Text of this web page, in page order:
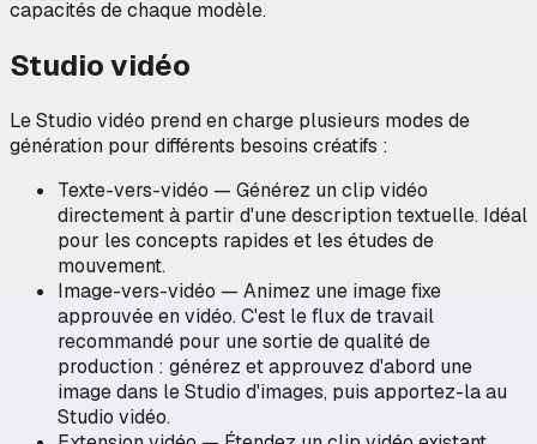
capacités de chaque modèle.
Studio vidéo
Le Studio vidéo prend en charge plusieurs modes de
génération pour différents besoins créatifs :
Texte-vers-vidéo — Générez un clip vidéo
directement à partir d'une description textuelle. Idéal
pour les concepts rapides et les études de
mouvement.
Image-vers-vidéo — Animez une image fixe
approuvée en vidéo. C'est le flux de travail
recommandé pour une sortie de qualité de
production : générez et approuvez d'abord une
image dans le Studio d'images, puis apportez-la au
Studio vidéo.